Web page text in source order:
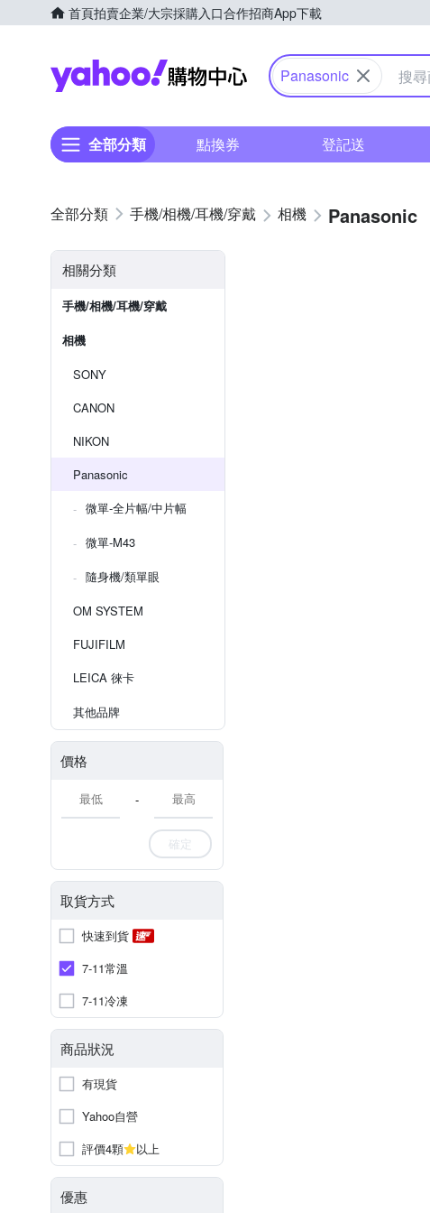
首頁拍賣企業/大宗採購入口合作招商App下載
Yahoo購物中心
Panasonic
全部分類 點換券 登記送
手機/相機/耳機/穿戴 相機 Panasonic
相關分類
手機/相機/耳機/穿戴
相機
SONY
CANON
NIKON
Panasonic
微單-全片幅/中片幅
微單-M43
隨身機/類單眼
OM SYSTEM
FUJIFILM
LEICA 徠卡
其他品牌
價格
-
確定
取貨方式
快速到貨
7-11常溫
7-11冷凍
商品狀況
有現貨
Yahoo自營
評價4顆
以上
優惠